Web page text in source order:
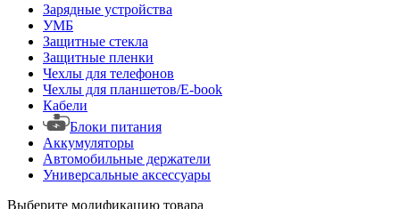
Зарядные устройства
УМБ
Защитные стекла
Защитные пленки
Чехлы для телефонов
Чехлы для планшетов/E-book
Кабели
Блоки питания
Аккумуляторы
Автомобильные держатели
Универсальные аксессуары
Выберите модификацию товара